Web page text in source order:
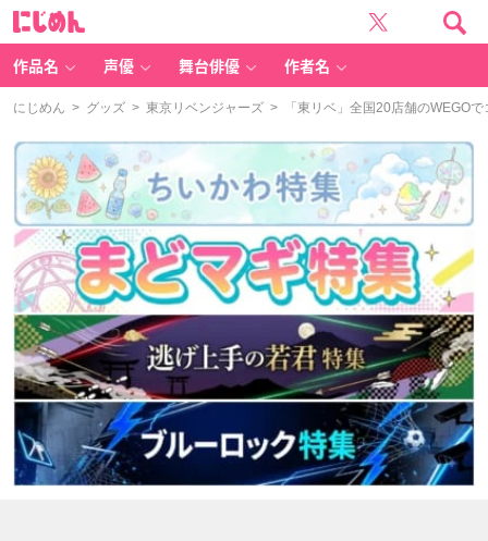
作品名 声優 舞台俳優 作者名
にじめん > グッズ > 東京リベンジャーズ > 「東リベ」全国20店舗のWEGO